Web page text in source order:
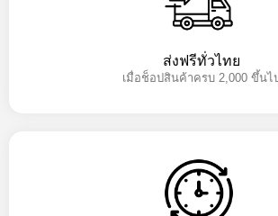
ส่งฟรีทั่วไทย
เมื่อช็อปสินค้าครบ 2,000 ขึ้นไป